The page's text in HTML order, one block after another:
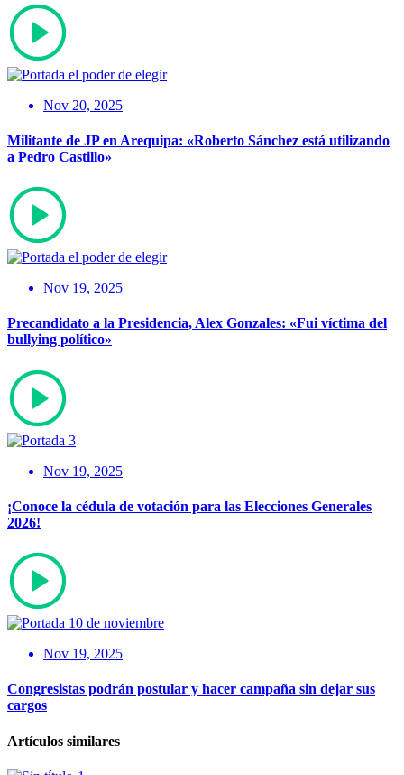
Nov 20, 2025
Militante de JP en Arequipa: «Roberto Sánchez está utilizando
a Pedro Castillo»
Nov 19, 2025
Precandidato a la Presidencia, Alex Gonzales: «Fui víctima del
bullying político»
Nov 19, 2025
¡Conoce la cédula de votación para las Elecciones Generales
2026!
Nov 19, 2025
Congresistas podrán postular y hacer campaña sin dejar sus
cargos
Artículos similares